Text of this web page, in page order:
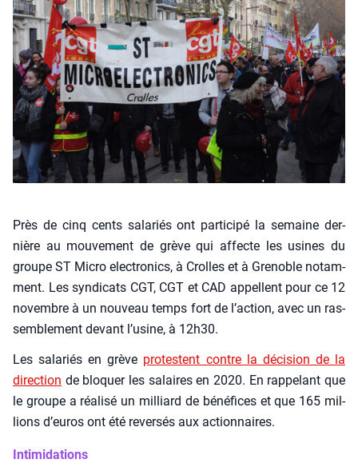
Près de cinq cents sala­riés ont par­ti­ci­pé la semaine der­
nière au mou­ve­ment de grève qui affecte les usines du
groupe ST Micro elec­tro­nics, à Crolles et à Gre­noble notam­
ment. Les syn­di­cats CGT, CGT et CAD appellent pour ce 12
novembre à un nou­veau temps fort de l’ac­tion, avec un ras­
sem­ble­ment devant l’u­sine, à 12h30.
Les sala­riés en grève pro­testent contre la déci­sion de la
direc­tion de blo­quer les salaires en 2020. En rap­pe­lant que
le groupe a réa­li­sé un mil­liard de béné­fices et que 165 mil­
lions d’eu­ros ont été rever­sés aux action­naires.
Intimidations